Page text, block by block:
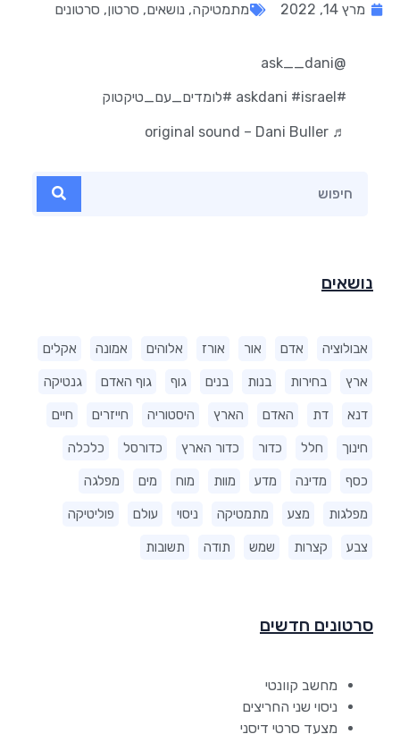
נושאים
אבולוציה אדם אור אורז אלוהים אמונה אקלים
ארץ בחירות בנות בנים גוף גוף האדם גנטיקה
דנא דת האדם הארץ היסטוריה חייזרים חיים
חינוך חלל כדור כדור הארץ כדורסל כלכלה
כסף מדינה מדע מוות מוח מים מפלגה
מפלגות מצע מתמטיקה ניסוי עולם פוליטיקה
צבע קצרות שמש תודה תשובות
סרטונים חדשים
מחשב קוונטי
ניסוי שני החריצים
מצעד סרטי דיסני
מרץ 14, 2022 מתמטיקה, נושאים, סרטון, סרטונים
@ask__dani
#askdani
#israel #לומדים_עם_טיקטוק
♬ original sound – Dani Buller